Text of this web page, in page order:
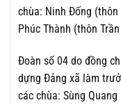
chùa: Ninh Đống
Phúc Thành (thôn
Đoàn số 04 do đồng
dựng Đảng xã làm
các chùa: Sùng